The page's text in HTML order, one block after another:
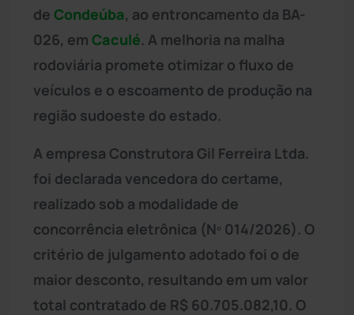
de Condeúba, ao entroncamento da BA-
026, em Caculé. A melhoria na malha
rodoviária promete otimizar o fluxo de
veículos e o escoamento de produção na
região sudoeste do estado.
A empresa Construtora Gil Ferreira Ltda.
foi declarada vencedora do certame,
realizado sob a modalidade de
concorrência eletrônica (Nº 014/2026). O
critério de julgamento adotado foi o de
maior desconto, resultando em um valor
total contratado de R$ 60.705.082,10. O